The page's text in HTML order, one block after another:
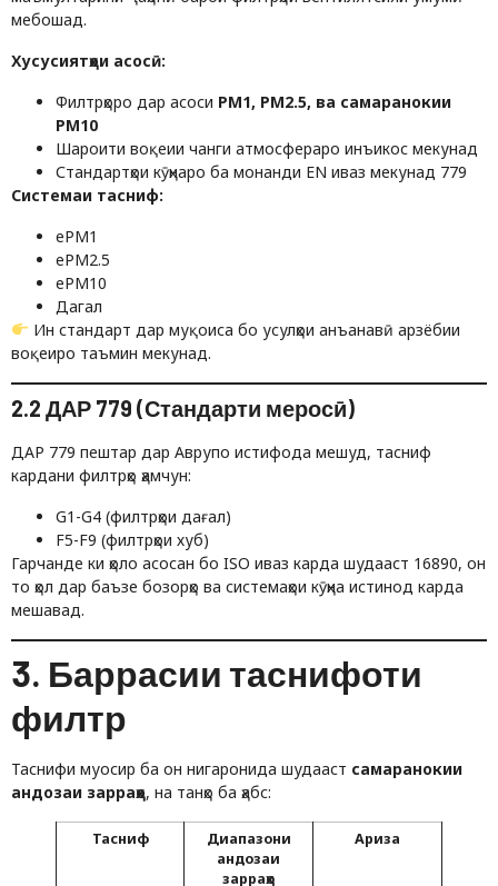
мебошад.
Хусусиятҳои асосӣ:
Филтрҳоро дар асоси PM1, PM2.5, ва самаранокии
PM10
Шароити воқеии чанги атмосфераро инъикос мекунад
Стандартҳои кӯҳнаро ба монанди EN иваз мекунад 779
Системаи тасниф:
ePM1
ePM2.5
ePM10
Дагал
Ин стандарт дар муқоиса бо усулҳои анъанавӣ арзёбии
воқеиро таъмин мекунад.
2.2 ДАР 779 (Стандарти меросӣ)
ДАР 779 пештар дар Аврупо истифода мешуд, тасниф
кардани филтрҳо ҳамчун:
G1-G4 (филтрҳои дағал)
F5-F9 (филтрҳои хуб)
Гарчанде ки ҳоло асосан бо ISO иваз карда шудааст 16890, он
то ҳол дар баъзе бозорҳо ва системаҳои кӯҳна истинод карда
мешавад.
3. Баррасии таснифоти
филтр
Таснифи муосир ба он нигаронида шудааст самаранокии
андозаи зарраҳо, на танҳо ба ҳабс:
Тасниф
Диапазони
андозаи
зарраҳо
Ариза